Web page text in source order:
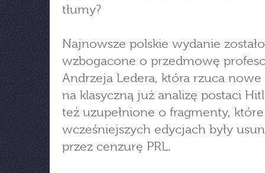
tłumy?
Najnowsze polskie wydanie zostało
wzbogacone o przedmowę
Andrzeja Ledera, która rzuca nowe
na klasyczną już analizę postaci
też uzupełnione o fragmenty,
wcześniejszych edycjach były
przez cenzurę PRL.